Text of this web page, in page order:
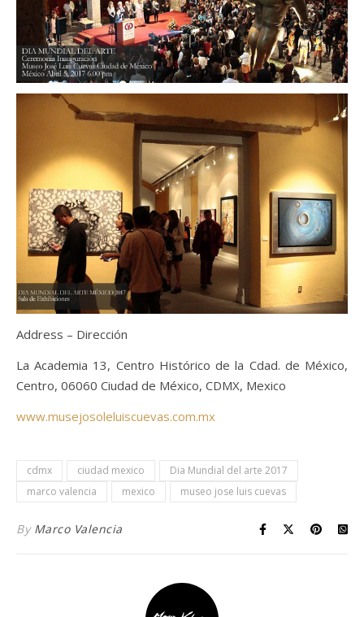
Address – Dirección
La Academia 13, Centro Histórico de la Cdad. de México,
Centro, 06060 Ciudad de México, CDMX, Mexico
www.musejosoleluiscuevas.com.mx
cdmx ciudad mexico
Dia Mundial del arte 2017
marco valencia
mexico museo jose luis cuevas
By Marco Valencia